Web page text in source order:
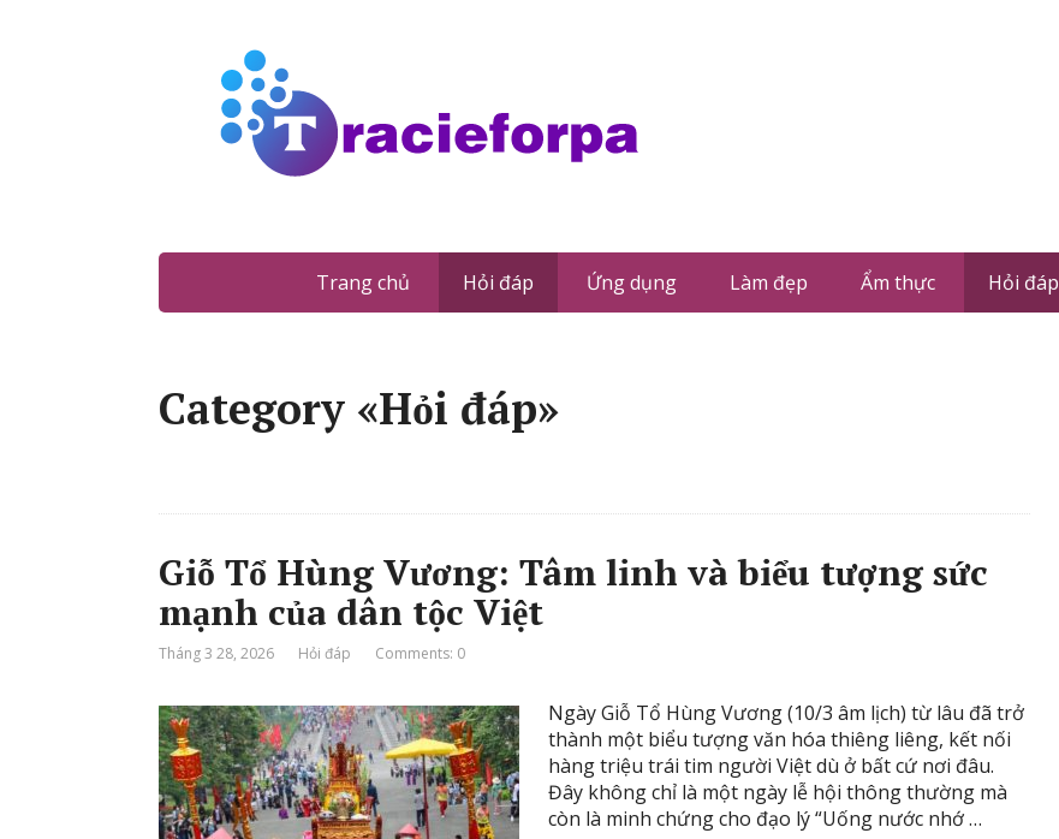
Trang chủ Hỏi đáp Ứng dụng Làm đẹp Ẩm thực Hỏi đáp
Category «Hỏi đáp»
Giỗ Tổ Hùng Vương: Tâm linh và biểu tượng sức
mạnh của dân tộc Việt
Tháng 3 28, 2026 Hỏi đáp Comments: 0
Ngày Giỗ Tổ Hùng Vương (10/3 âm lịch) từ lâu đã trở
thành một biểu tượng văn hóa thiêng liêng, kết nối
hàng triệu trái tim người Việt dù ở bất cứ nơi đâu.
Đây không chỉ là một ngày lễ hội thông thường mà
còn là minh chứng cho đạo lý “Uống nước nhớ …